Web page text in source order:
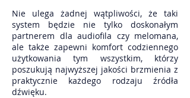
Nie ulega żadnej wątpliwości, że taki
system będzie nie tylko doskonałym
partnerem dla audiofila czy melomana,
ale także zapewni komfort codziennego
użytkowania tym wszystkim, którzy
poszukują najwyższej jakości brzmienia z
praktycznie każdego rodzaju źródła
dźwięku.